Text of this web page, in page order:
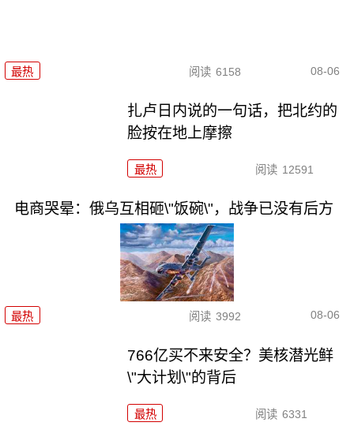
最热 阅读 6158 08-06
扎卢日内说的一句话，把北约的
脸按在地上摩擦
最热 阅读 12591
电商哭晕：俄乌互相砸\"饭碗\"，战争已没有后方
最热 阅读 3992 08-06
766亿买不来安全？美核潜光鲜
\"大计划\"的背后
最热 阅读 6331